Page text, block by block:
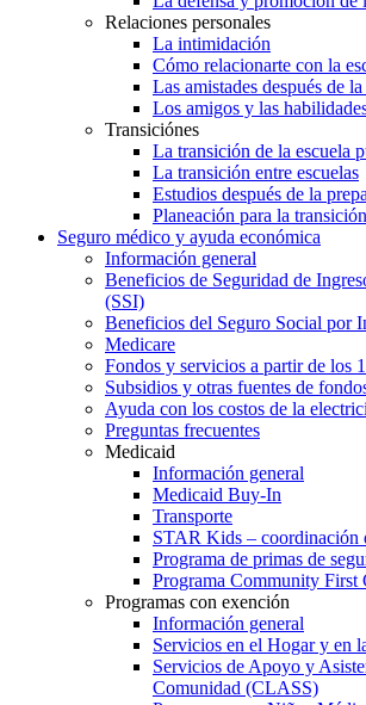
Relaciones personales
La intimidación
Cómo relacionarte con la
Las amistades después de
Los amigos y las
Transiciónes
La transición de la escuela
La transición entre escuelas
Estudios después de la
Planeación para la
Seguro médico y ayuda económica
Información general
Beneficios de Seguridad de
(SSI)
Beneficios del Seguro Social por
Medicare
Fondos y servicios a partir de los
Subsidios y otras fuentes de
Ayuda con los costos de la
Preguntas frecuentes
Medicaid
Información general
Medicaid Buy-In
Transporte
STAR Kids – coordinación
Programa de primas de
Programa Community First
Programas con exención
Información general
Servicios en el Hogar y en
Servicios de Apoyo y
Comunidad (CLASS)